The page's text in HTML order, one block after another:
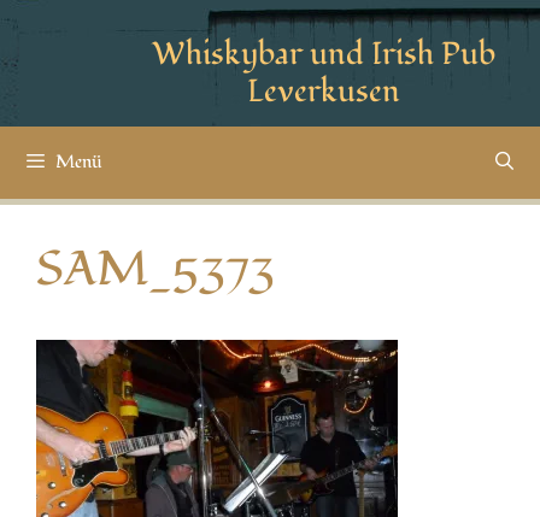
Whiskybar und Irish Pub
Leverkusen
Menü
SAM_5373